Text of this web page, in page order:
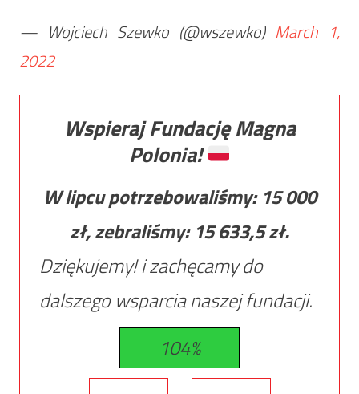
— Wojciech Szewko (@wszewko) March 1,
2022
Wspieraj Fundację Magna
Polonia!
W lipcu potrzebowaliśmy: 15 000
zł, zebraliśmy: 15 633,5zł.
Dziękujemy! i zachęcamy do
dalszego wsparcia naszej fundacji.
104%